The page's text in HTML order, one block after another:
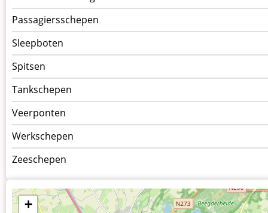
Passagiersschepen
Sleepboten
Spitsen
Tankschepen
Veerponten
Werkschepen
Zeeschepen
+